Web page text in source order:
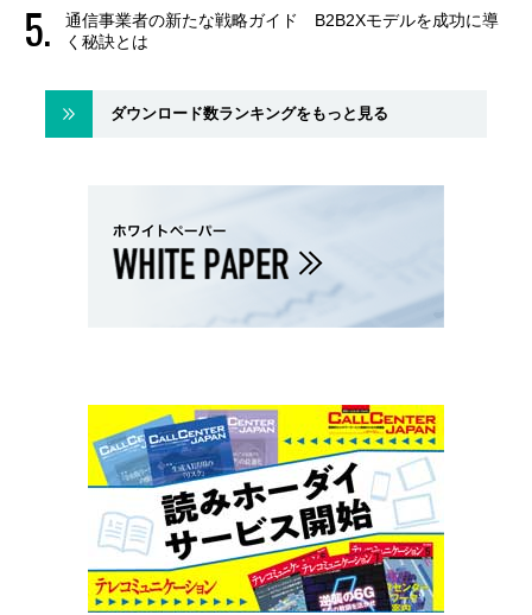
通信事業者の新たな戦略ガイド B2B2Xモデルを成功に導
く秘訣とは
ダウンロード数ランキングをもっと見る